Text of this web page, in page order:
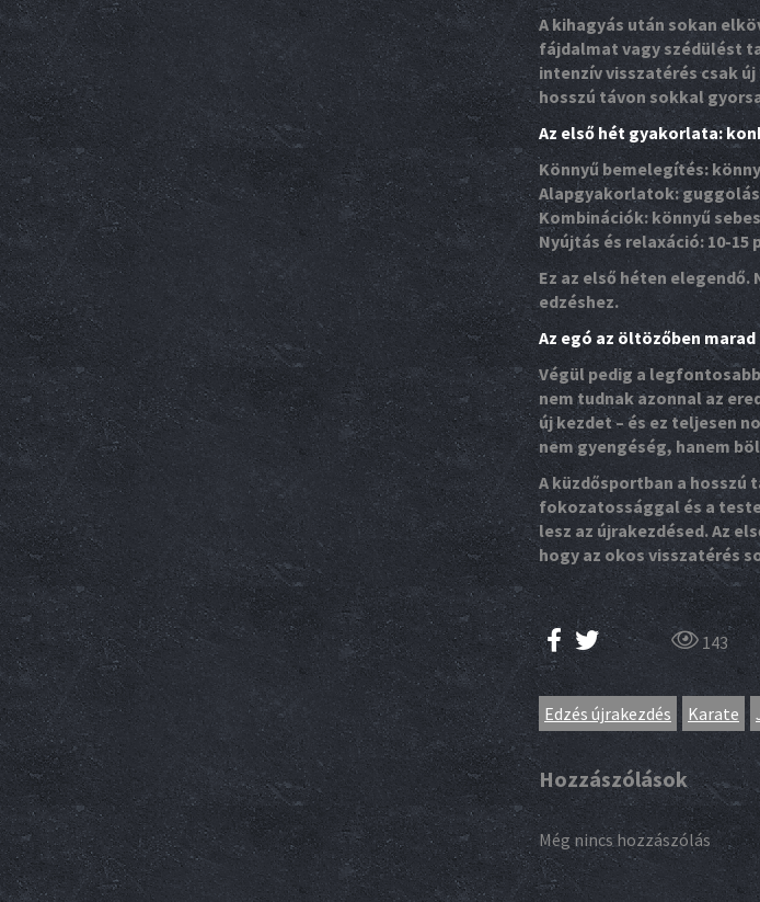
A kihagyás után sokan
fájdalmat vagy szédülést
intenzív visszatérés csak
hosszú távon sokkal
Az első hét gyakorlata:
Könnyű bemelegítés:
Alapgyakorlatok:
Kombinációk: könnyű
Nyújtás és relaxáció: 10-15
Ez az első héten
edzéshez.
Az egó az öltözőben marad
Végül pedig a
nem tudnak azonnal az
új kezdet – és ez teljesen
nem gyengéség, hanem
A küzdősportban a hosszú
fokozatossággal és a
lesz az újrakezdésed. Az
hogy az okos visszatérés
143
Edzés újrakezdés Karate
Hozzászólások
Még nincs hozzászólás